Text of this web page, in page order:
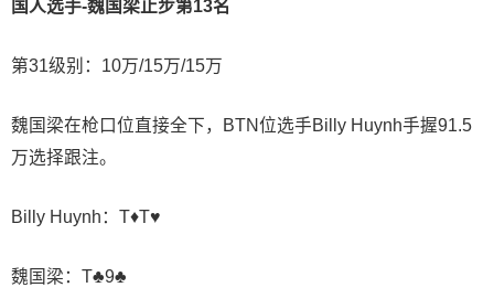
国人选手-魏国 梁止步第13名
第31级别：10万/15万/15万
魏国梁在枪口位直接全下，BTN位选手Billy Huynh手握91.5
万选择跟注。
Billy Huynh：T♦T♥
魏国梁：T♣9♣